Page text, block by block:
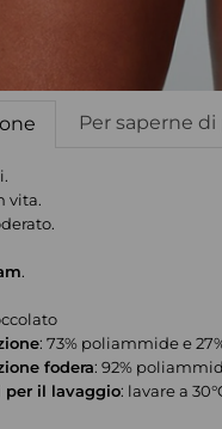
Per saperne di
vita.
.
: 73% poliammide e
fodera: 92%
per il lavaggio: lavare a